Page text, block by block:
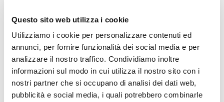
Questo sito web utilizza i cookie
Utilizziamo i cookie per personalizzare contenuti ed
annunci, per fornire funzionalità dei social media e per
analizzare il nostro traffico. Condividiamo inoltre
informazioni sul modo in cui utilizza il nostro sito con i
nostri partner che si occupano di analisi dei dati web,
pubblicità e social media, i quali potrebbero combinarle
COLORES: